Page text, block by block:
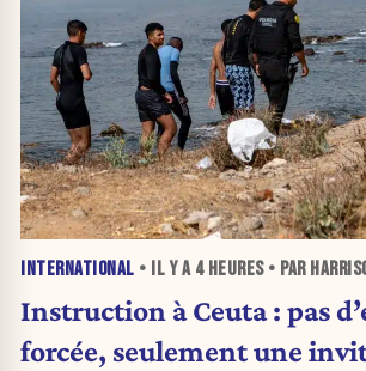
INTERNATIONAL • IL Y A 4 HEURES• PAR
Instruction à Ceuta : pas
forcée, seulement une